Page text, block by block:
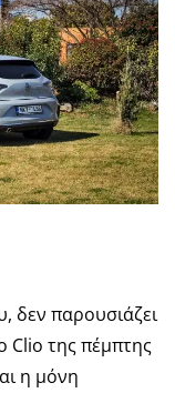
δεν παρουσιάζει
Clio της πέμπτης
η μόνη